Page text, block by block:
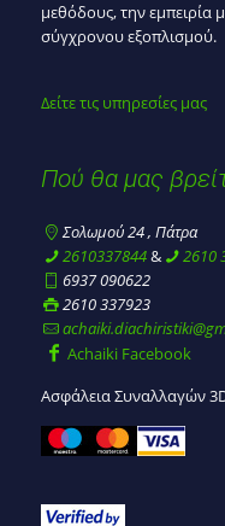
μεθόδους, την εμπειρία
σύγχρονου εξοπλισμού.
Δείτε τις υπηρεσίες μας
Πού θα μας
Σολωμού 24 , Πάτρα
2610337844&
2610
6937 090622
2610 337923
Achaiki Facebook
Ασφάλεια Συναλλαγών